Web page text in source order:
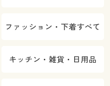
ファッション・下着すべて
キッチン・雑貨・日用品